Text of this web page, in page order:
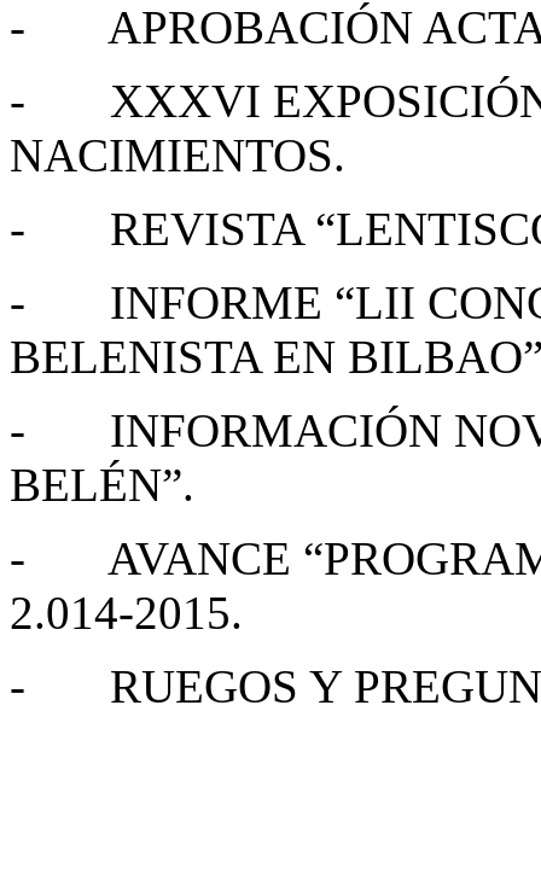
- APROBACIÓN ACTA
- XXXVI EXPOSICIÓN
NACIMIENTOS.
- REVISTA
- INFORME “LII
BELENISTA EN
- INFORMACIÓN
BELÉN”.
- AVANCE
2.014-2015.
- RUEGOS Y